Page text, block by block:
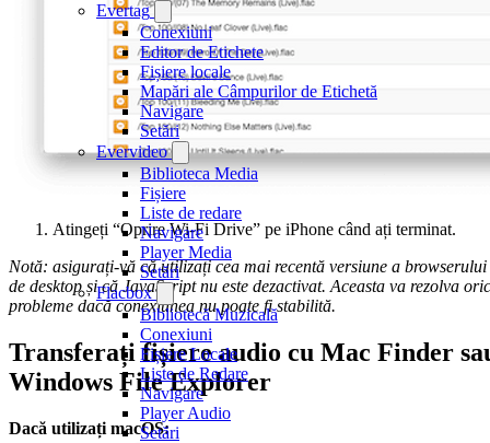
Evertag
Conexiuni
Editor de Etichete
Fișiere locale
Mapări ale Câmpurilor de Etichetă
Navigare
Setări
Evervideo
Biblioteca Media
Fișiere
Liste de redare
Navigare
Player Media
Setări
Flacbox
Bibliotecă Muzicală
Conexiuni
Fișiere Locale
Liste de Redare
Navigare
Player Audio
Setări
Atingeți “Oprire Wi-Fi Drive” pe iPhone când ați terminat.
Notă: asigurați-vă că utilizați cea mai recentă versiune a browserului
de desktop și că JavaScript nu este dezactivat. Aceasta va rezolva
probleme dacă conexiunea nu poate fi stabilită.
Transferați fișiere audio cu Mac Finder
Windows File Explorer
Dacă utilizați macOS: